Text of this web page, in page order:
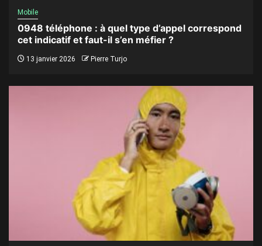
Mobile
0948 téléphone : à quel type d’appel correspond
cet indicatif et faut-il s’en méfier ?
13 janvier 2026 Pierre Turjo